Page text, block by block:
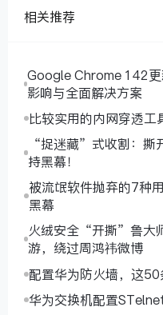
相关推荐
Google Chrome 142更
影响与全面解决方案
比较实用的内网穿透工
“捉迷藏”式收割：撕
持黑幕！
被流氓软件抛弃的7种
黑幕
火绒安全“开撕”鲁大
游，绕过周鸿祎微博
配置华为防火墙，这50
华为交换机配置